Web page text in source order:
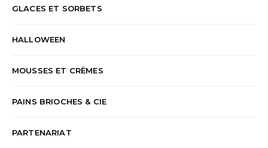
GLACES ET SORBETS
HALLOWEEN
MOUSSES ET CRÈMES
PAINS BRIOCHES & CIE
PARTENARIAT